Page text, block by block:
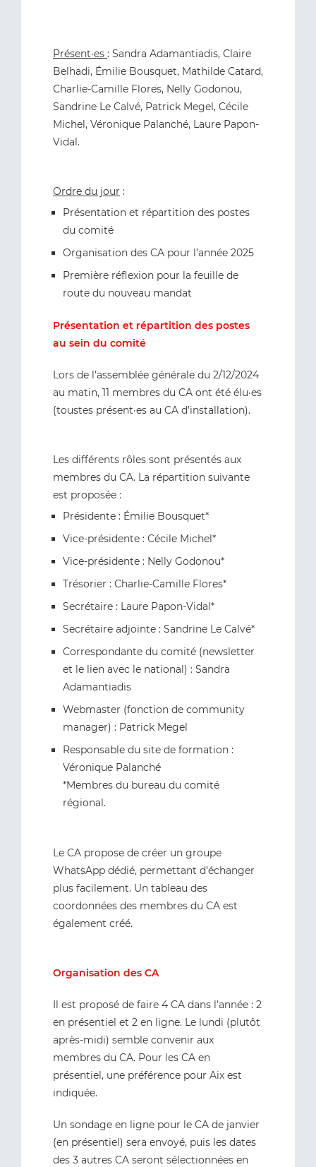
Présent·es : Sandra Adamantiadis, Claire
Belhadi, Émilie Bousquet, Mathilde Catard,
Charlie-Camille Flores, Nelly Godonou,
Sandrine Le Calvé, Patrick Megel, Cécile
Michel, Véronique Palanché, Laure Papon-
Vidal.
Ordre du jour :
Présentation et répartition des postes
du comité
Organisation des CA pour l’année 2025
Première réflexion pour la feuille de
route du nouveau mandat
Présentation et répartition des postes
au sein du comité
Lors de l’assemblée générale du 2/12/2024
au matin, 11 membres du CA ont été élu·es
(toustes présent·es au CA d’installation).
Les différents rôles sont présentés aux
membres du CA. La répartition suivante
est proposée :
Présidente : Émilie Bousquet*
Vice-présidente : Cécile Michel*
Vice-présidente : Nelly Godonou*
Trésorier : Charlie-Camille Flores*
Secrétaire : Laure Papon-Vidal*
Secrétaire adjointe : Sandrine Le Calvé*
Correspondante du comité (newsletter
et le lien avec le national) : Sandra
Adamantiadis
Webmaster (fonction de community
manager) : Patrick Megel
Responsable du site de formation :
Véronique Palanché
*Membres du bureau du comité
régional.
Le CA propose de créer un groupe
WhatsApp dédié, permettant d’échanger
plus facilement. Un tableau des
coordonnées des membres du CA est
également créé.
Organisation des CA
Il est proposé de faire 4 CA dans l’année : 2
en présentiel et 2 en ligne. Le lundi (plutôt
après-midi) semble convenir aux
membres du CA. Pour les CA en
présentiel, une préférence pour Aix est
indiquée.
Un sondage en ligne pour le CA de janvier
(en présentiel) sera envoyé, puis les dates
des 3 autres CA seront sélectionnées en